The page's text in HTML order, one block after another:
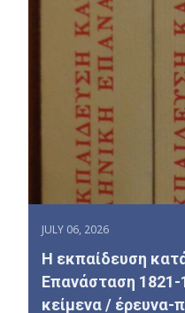
JULY 06, 2026
Η εκπαίδευση
Επανάσταση 1821-
κείμενα / έρευνα-